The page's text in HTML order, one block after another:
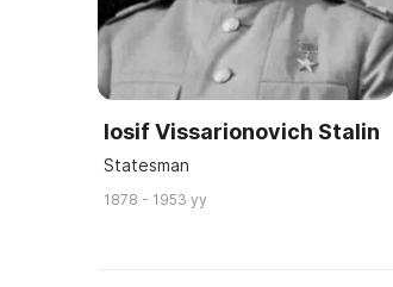
Iosif Vissarionovich Stalin
Statesman
1878 - 1953 yy